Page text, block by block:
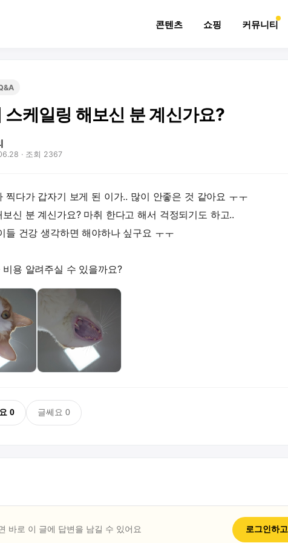
콘텐츠 쇼핑 커뮤니티
스케일링 해보신 분 계신가요?
· 조회 2367
찍다가 갑자기 보게 된 이가.. 많이 안좋은 것 같아요 ㅜㅜ
보신 분 계신가요? 마취 한다고 해서 걱정되기도 하고..
들 건강 생각하면 해야하나 싶구요 ㅜㅜ
비용 알려주실 수 있을까요?
0 글쎄요 0
바로 이 글에 답변을 남길 수 있어요 로그인하고